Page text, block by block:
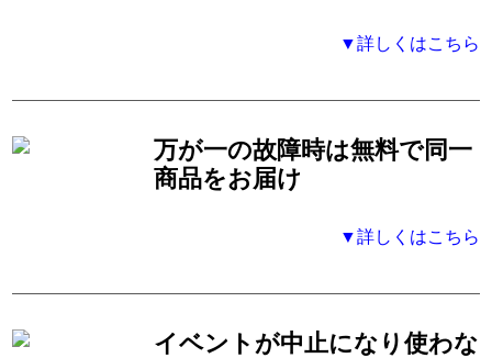
▼詳しくはこちら
万が一の故障時は無料で同一
商品をお届け
▼詳しくはこちら
イベントが中止になり使わな